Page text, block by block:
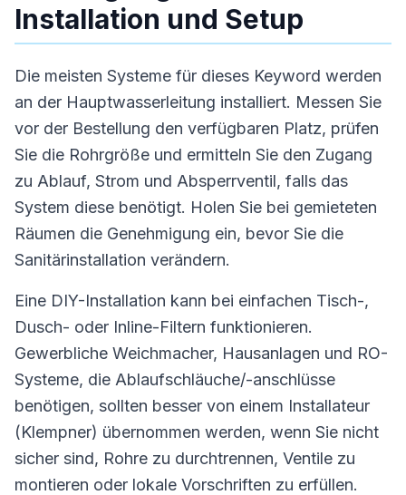
Installation und Setup
Die meisten Systeme für dieses Keyword werden
an der Hauptwasserleitung installiert. Messen Sie
vor der Bestellung den verfügbaren Platz, prüfen
Sie die Rohrgröße und ermitteln Sie den Zugang
zu Ablauf, Strom und Absperrventil, falls das
System diese benötigt. Holen Sie bei gemieteten
Räumen die Genehmigung ein, bevor Sie die
Sanitärinstallation verändern.
Eine DIY-Installation kann bei einfachen Tisch-,
Dusch- oder Inline-Filtern funktionieren.
Gewerbliche Weichmacher, Hausanlagen und RO-
Systeme, die Ablaufschläuche/-anschlüsse
benötigen, sollten besser von einem Installateur
(Klempner) übernommen werden, wenn Sie nicht
sicher sind, Rohre zu durchtrennen, Ventile zu
montieren oder lokale Vorschriften zu erfüllen.